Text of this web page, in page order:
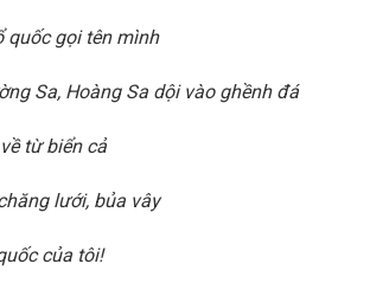
quốc gọi tên mình
Sa, Hoàng Sa dội vào ghềnh đá
từ biển cả
lưới, bủa vây
của tôi!